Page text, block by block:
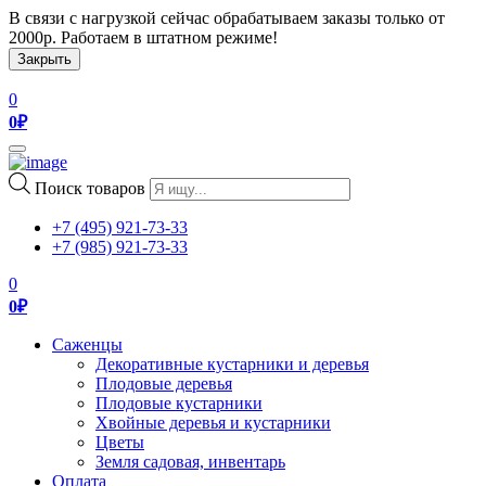
В связи с нагрузкой сейчас обрабатываем заказы только от
2000р. Работаем в штатном режиме!
Закрыть
0
0₽
Toggle
navigation
Поиск товаров
+7 (495) 921-73-33
+7 (985) 921-73-33
0
0₽
Саженцы
Декоративные кустарники и деревья
Плодовые деревья
Плодовые кустарники
Хвойные деревья и кустарники
Цветы
Земля садовая, инвентарь
Оплата